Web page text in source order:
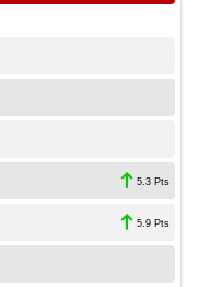
5.3 Pts
5.9 Pts